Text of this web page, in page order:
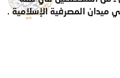
المصرفية الإسلامية .